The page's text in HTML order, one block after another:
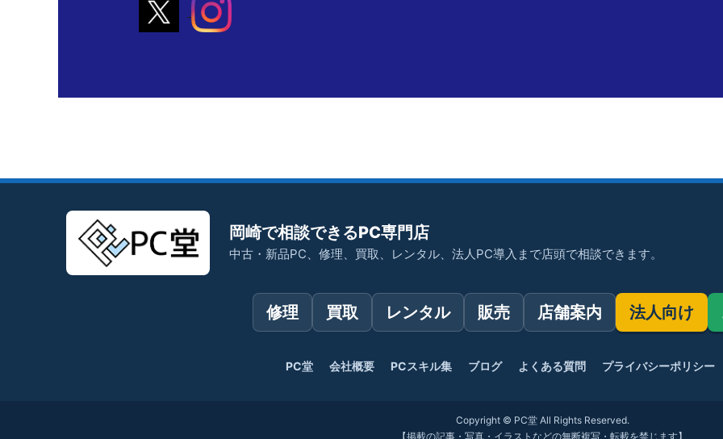
岡崎で相談できるPC専門店
中古・新品PC、修理、買取、レンタル、法人PC導入まで店頭で相談できます。
修理 買取 レンタル 販売 店舗案内 法人向け
PC堂 会社概要 PCスキル集 ブログ よくある質問 プライバシーポリシー
Copyright © PC堂 All Rights Reserved.
【掲載の記事・写真・イラストなどの無断複写・転載を禁じます】